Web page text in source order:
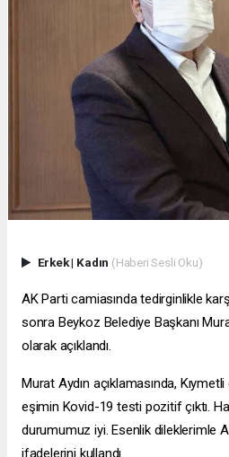
Erkek| Kadın (Haberi Sesli Oku)
AK Parti camiasında tedirginlikle
sonra Beykoz Belediye Başkanı
olarak açıklandı.
Murat Aydın açıklamasında,
eşimin Kovid-19 testi pozitif çıktı.
durumumuz iyi. Esenlik dileklerimle
ifadelerini kullandı.